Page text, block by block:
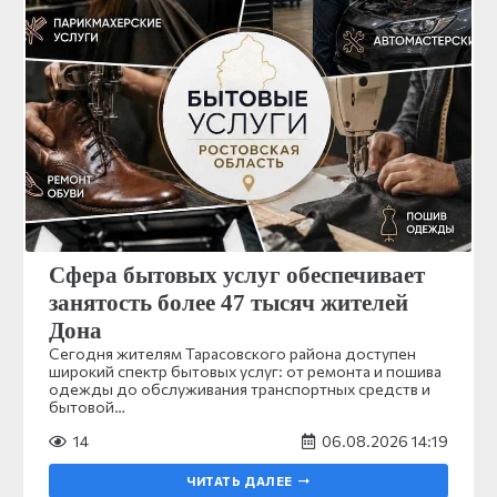
Сфера бытовых услуг обеспечивает
занятость более 47 тысяч жителей
Дона
Сегодня жителям Тарасовского района доступен
широкий спектр бытовых услуг: от ремонта и пошива
одежды до обслуживания транспортных средств и
бытовой…
14
06.08.2026 14:19
ЧИТАТЬ ДАЛЕЕ